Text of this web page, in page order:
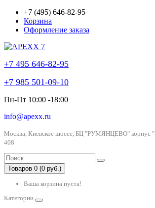
+7 (495) 646-82-95
Корзина
Оформление заказа
+7 495 646-82-95
+7 985 501-09-10
Пн-Пт 10:00 -18:00
info@apexx.ru
Москва, Киевское шоссе, БЦ "РУМЯНЦЕВО" корпус
408
Товаров 0 (0 руб.)
Ваша корзина пуста!
Категории